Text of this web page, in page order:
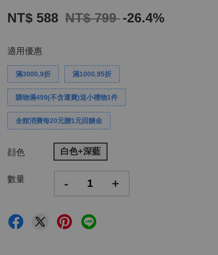
NT$ 588 NT$ 799 -26.4%
適用優惠
滿3000,9折 滿1000,95折
購物滿499(不含運費)送小禮物1件
全館消費每20元贈1元回饋金
顔色 白色+深藍
數量 - +